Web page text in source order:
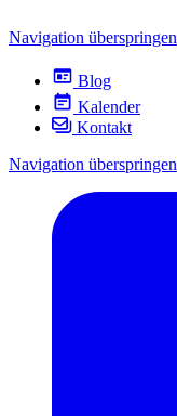
Navigation überspringen
Blog
Kalender
Kontakt
Navigation überspringen